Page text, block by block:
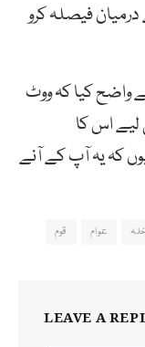
فیصلہ کرو
واضح کیا کہ ووٹ
اس کا
کہ یہ آپ کے آنے
عوام
قوم
LEAVE A